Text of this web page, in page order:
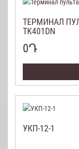
ТЕРМИНАЛ
TK401DN
0Դ
УКП-12-1